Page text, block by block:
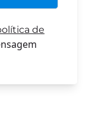
de